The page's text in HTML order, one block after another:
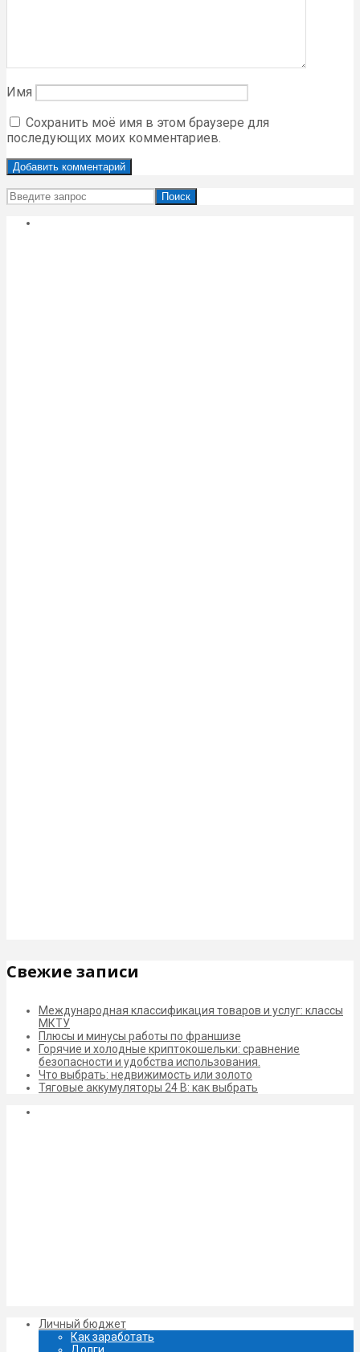
Имя
Сохранить моё имя в этом браузере для
последующих моих комментариев.
Поиск
Свежие записи
Международная классификация товаров и услуг: классы
МКТУ
Плюсы и минусы работы по франшизе
Горячие и холодные криптокошельки: сравнение
безопасности и удобства использования.
Что выбрать: недвижимость или золото
Тяговые аккумуляторы 24 В: как выбрать
Личный бюджет
Как заработать